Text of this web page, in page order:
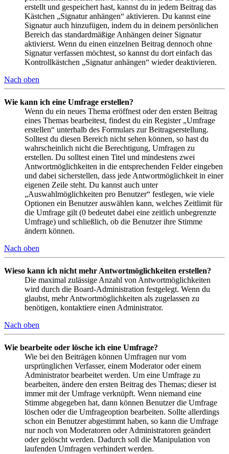
erstellt und gespeichert hast, kannst du in jedem Beitrag das
Kästchen „Signatur anhängen“ aktivieren. Du kannst eine
Signatur auch hinzufügen, indem du in deinem persönlichen
Bereich das standardmäßige Anhängen deiner Signatur
aktivierst. Wenn du einen einzelnen Beitrag dennoch ohne
Signatur verfassen möchtest, so kannst du dort einfach das
Kontrollkästchen „Signatur anhängen“ wieder deaktivieren.
Nach oben
Wie kann ich eine Umfrage erstellen?
Wenn du ein neues Thema eröffnest oder den ersten Beitrag
eines Themas bearbeitest, findest du ein Register „Umfrage
erstellen“ unterhalb des Formulars zur Beitragserstellung.
Solltest du diesen Bereich nicht sehen können, so hast du
wahrscheinlich nicht die Berechtigung, Umfragen zu
erstellen. Du solltest einen Titel und mindestens zwei
Antwortmöglichkeiten in die entsprechenden Felder eingeben
und dabei sicherstellen, dass jede Antwortmöglichkeit in einer
eigenen Zeile steht. Du kannst auch unter
„Auswahlmöglichkeiten pro Benutzer“ festlegen, wie viele
Optionen ein Benutzer auswählen kann, welches Zeitlimit für
die Umfrage gilt (0 bedeutet dabei eine zeitlich unbegrenzte
Umfrage) und schließlich, ob die Benutzer ihre Stimme
ändern können.
Nach oben
Wieso kann ich nicht mehr Antwortmöglichkeiten erstellen?
Die maximal zulässige Anzahl von Antwortmöglichkeiten
wird durch die Board-Administration festgelegt. Wenn du
glaubst, mehr Antwortmöglichkeiten als zugelassen zu
benötigen, kontaktiere einen Administrator.
Nach oben
Wie bearbeite oder lösche ich eine Umfrage?
Wie bei den Beiträgen können Umfragen nur vom
ursprünglichen Verfasser, einem Moderator oder einem
Administrator bearbeitet werden. Um eine Umfrage zu
bearbeiten, ändere den ersten Beitrag des Themas; dieser ist
immer mit der Umfrage verknüpft. Wenn niemand eine
Stimme abgegeben hat, dann können Benutzer die Umfrage
löschen oder die Umfrageoption bearbeiten. Sollte allerdings
schon ein Benutzer abgestimmt haben, so kann die Umfrage
nur noch von Moderatoren oder Administratoren geändert
oder gelöscht werden. Dadurch soll die Manipulation von
laufenden Umfragen verhindert werden.